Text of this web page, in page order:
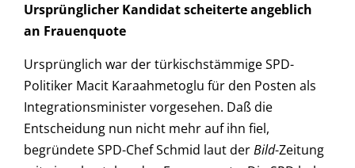
Ursprünglicher Kandidat scheiterte angeblich
an Frauenquote
Ursprünglich war der türkischstämmige SPD-
Politiker Macit Karaahmetoglu für den Posten als
Integrationsminister vorgesehen. Daß die
Entscheidung nun nicht mehr auf ihn fiel,
begründete SPD-Chef Schmid laut derBild-Zeitung